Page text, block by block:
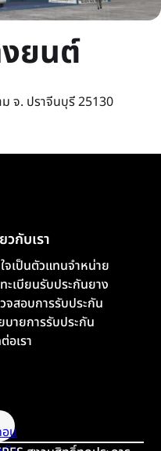
ยนต์
จ. ปราจีนบุรี 25130
วกับเรา
จเป็นตัวแทนจำหน่าย
ะเบียนรับประกันยาง
จสอบการรับประกัน
บายการรับประกัน
อเรา